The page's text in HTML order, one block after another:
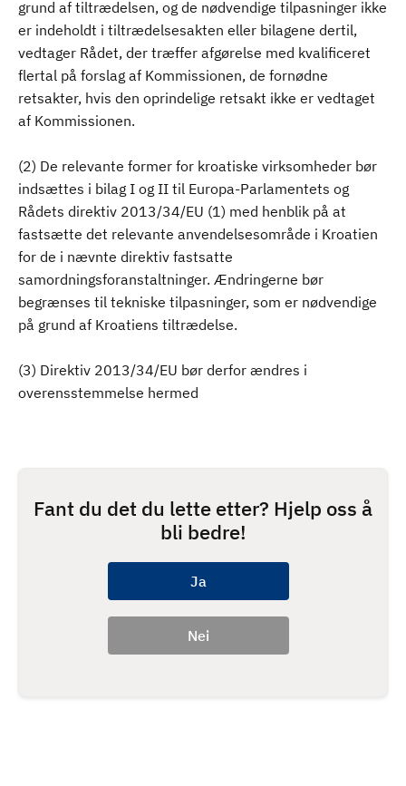
grund af tiltrædelsen, og de nødvendige tilpasninger ikke
er indeholdt i tiltrædelsesakten eller bilagene dertil,
vedtager Rådet, der træffer afgørelse med kvalificeret
flertal på forslag af Kommissionen, de fornødne
retsakter, hvis den oprindelige retsakt ikke er vedtaget
af Kommissionen.
(2) De relevante former for kroatiske virksomheder bør
indsættes i bilag I og II til Europa-Parlamentets og
Rådets direktiv 2013/34/EU (1) med henblik på at
fastsætte det relevante anvendelsesområde i Kroatien
for de i nævnte direktiv fastsatte
samordningsforanstaltninger. Ændringerne bør
begrænses til tekniske tilpasninger, som er nødvendige
på grund af Kroatiens tiltrædelse.
(3) Direktiv 2013/34/EU bør derfor ændres i
overensstemmelse hermed
Fant du det du lette etter? Hjelp oss å
bli bedre!